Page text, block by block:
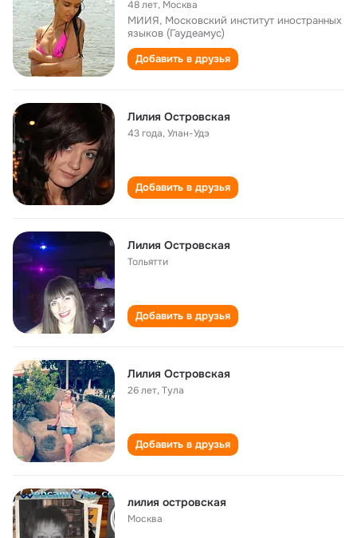
48 лет, Москва
МИИЯ, Московский институт иностранных
языков (Гаудеамус)
Добавить в друзья
Лилия Островская
43 года,Улан-Удэ
Добавить в друзья
Лилия Островская
Тольятти
Добавить в друзья
Лилия Островская
26 лет,Тула
Добавить в друзья
лилия островская
Москва